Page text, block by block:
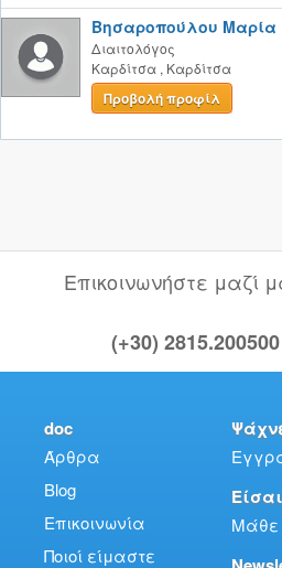
Βησαροπούλου Μαρία
Διαιτολόγος
Καρδίτσα , Καρδίτσα
Προβολή προφίλ
Επικοινωνήστε μαζί
(+30) 2815.200500
doc
Άρθρα
Blog
Επικοινωνία
Ποιοί είμαστε
Μάθε